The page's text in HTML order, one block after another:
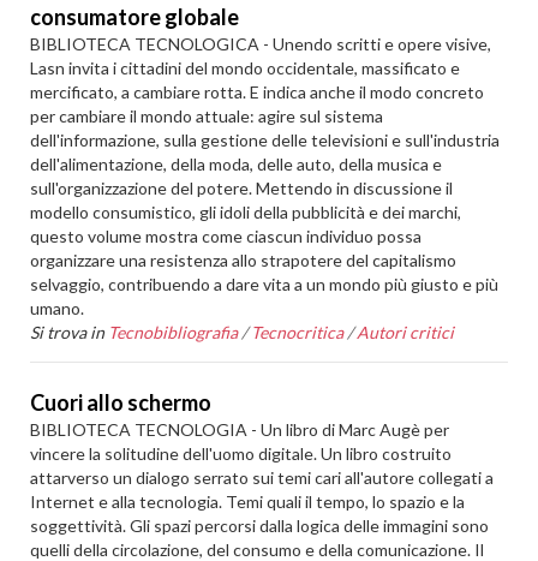
consumatore globale
BIBLIOTECA TECNOLOGICA - Unendo scritti e opere visive,
Lasn invita i cittadini del mondo occidentale, massificato e
mercificato, a cambiare rotta. E indica anche il modo concreto
per cambiare il mondo attuale: agire sul sistema
dell'informazione, sulla gestione delle televisioni e sull'industria
dell'alimentazione, della moda, delle auto, della musica e
sull'organizzazione del potere. Mettendo in discussione il
modello consumistico, gli idoli della pubblicità e dei marchi,
questo volume mostra come ciascun individuo possa
organizzare una resistenza allo strapotere del capitalismo
selvaggio, contribuendo a dare vita a un mondo più giusto e più
umano.
Si trova in Tecnobibliografia /Tecnocritica /Autori critici
Cuori allo schermo
BIBLIOTECA TECNOLOGIA - Un libro di Marc Augè per
vincere la solitudine dell'uomo digitale. Un libro costruito
attarverso un dialogo serrato sui temi cari all'autore collegati a
Internet e alla tecnologia. Temi quali il tempo, lo spazio e la
soggettività. Gli spazi percorsi dalla logica delle immagini sono
quelli della circolazione, del consumo e della comunicazione. Il